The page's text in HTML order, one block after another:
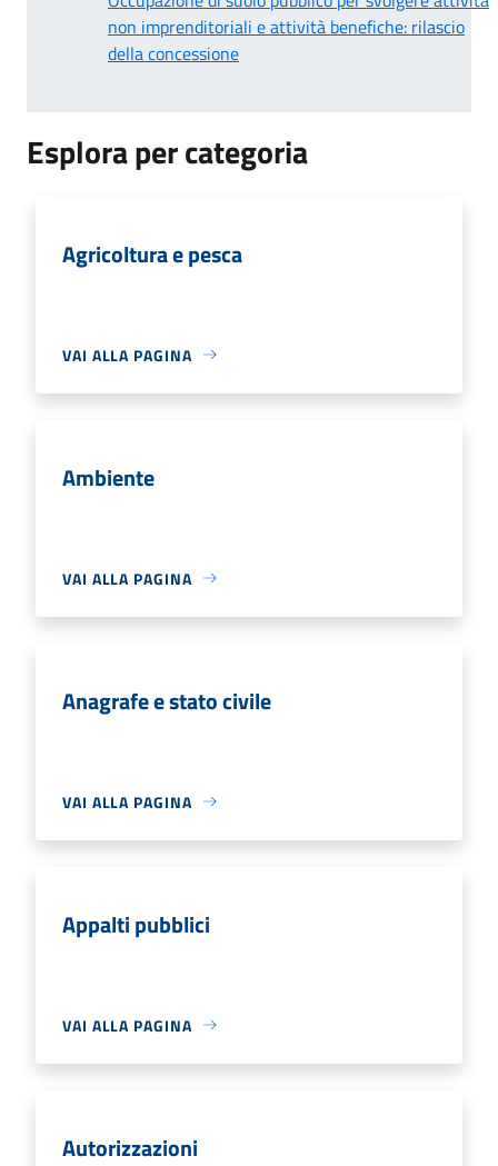
non imprenditoriali e attività benefiche: rilascio
della concessione
Esplora per categoria
Agricoltura e pesca
VAI ALLA PAGINA
Ambiente
VAI ALLA PAGINA
Anagrafe e stato civile
VAI ALLA PAGINA
Appalti pubblici
VAI ALLA PAGINA
Autorizzazioni